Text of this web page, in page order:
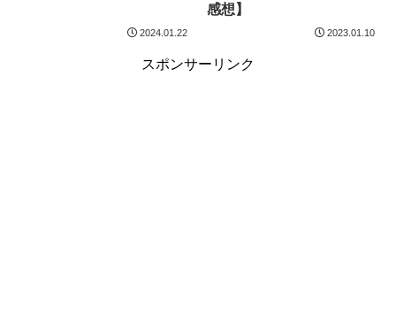
2024.01.22
感想】
2023.01.10
スポンサーリンク